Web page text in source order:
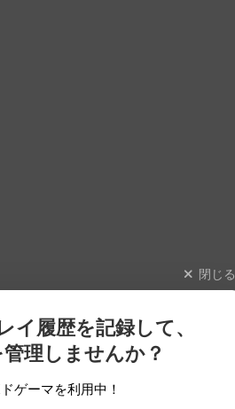
閉じる
イ履歴を記録して、
理しませんか？
ゲーマを利用中！